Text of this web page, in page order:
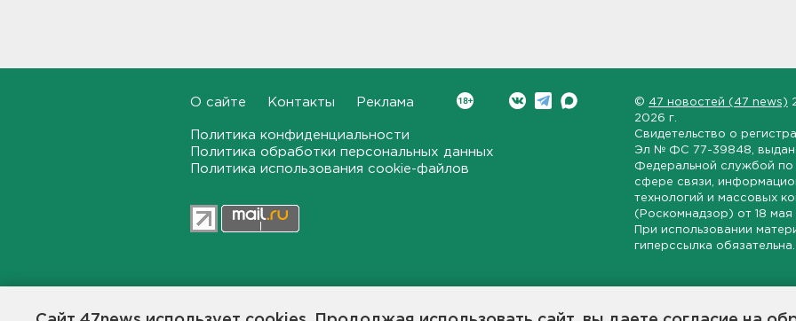
Бомбоубежища во
В Касимово BMW X7 влетел
и снёс детскую площадку -
О сайте Контакты Реклама
Политика конфиденциальности
Политика обработки персональных данных
Политика использования cookie-файлов
© 47 новостей (47 news)
2026 г.
Свидетельство о
Эл № ФС 77-39848 ,
Федеральной службой по
сфере связи,
технологий и массовых
(Роскомнадзор) от 18 мая
При использовании
гиперссылка обязательна.
общественной жизни в Ленинградской области, экономической и инвестиционной активности в